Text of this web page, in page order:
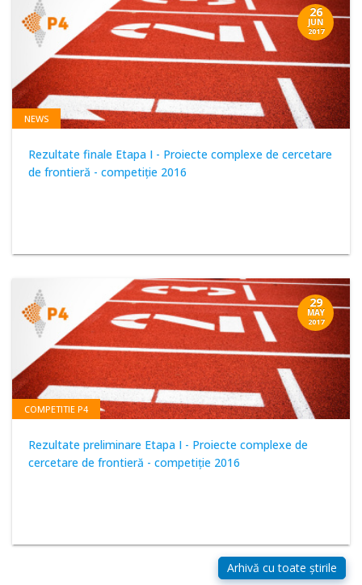
26
JUN
2017
NEWS
Rezultate finale Etapa I - Proiecte complexe de cercetare
de frontieră - competiţie 2016
29
MAY
2017
COMPETITIE P4
Rezultate preliminare Etapa I - Proiecte complexe de
cercetare de frontieră - competiţie 2016